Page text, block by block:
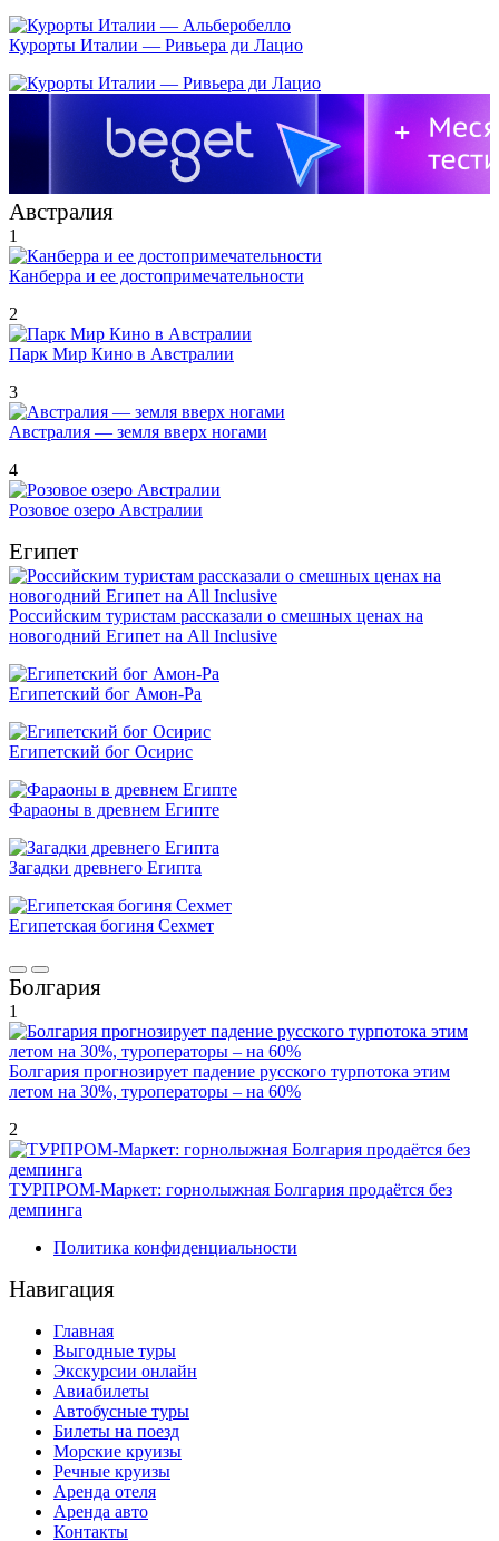
Курорты Италии — Ривьера ди Лацио
Австралия
1
Канберра и ее достопримечательности
2
Парк Мир Кино в Австралии
3
Австралия — земля вверх ногами
4
Розовое озеро Австралии
Египет
Российским туристам рассказали о смешных ценах на
новогодний Египет на All Inclusive
Египетский бог Амон-Ра
Египетский бог Осирис
Фараоны в древнем Египте
Загадки древнего Египта
Египетская богиня Сехмет
Болгария
1
Болгария прогнозирует падение русского турпотока этим
летом на 30%, туроператоры – на 60%
2
ТУРПРОМ-Маркет: горнолыжная Болгария продаётся без
демпинга
Политика конфиденциальности
Навигация
Главная
Выгодные туры
Экскурсии онлайн
Авиабилеты
Автобусные туры
Билеты на поезд
Морские круизы
Речные круизы
Аренда отеля
Аренда авто
Контакты